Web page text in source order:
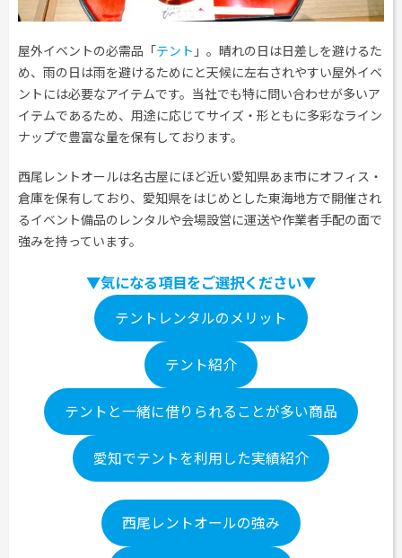
木造モジュール事業
Wooden module business
スポーツ施設資材事業
Sports facility materials business
地面養生事業
Ground curing business
映像・中継機機レンタル事業
地域密着イベント
Community-based event business
キッズ・アミューズメント事業
フランチャイズ事業
Franchise business
まちづくり事業
Community Development Business
協賛実績
Sponsorships
ご利用規約
Privacy policy
よくあるご質問
Q & A
プロセス
Process
イベント会場の設営／施工について
個人情報保護方針
Privacy policy
サイトマップ
Site map
お問合せ
Contact
屋外イベントの必需品「テント 」。晴れの日は日差しを避けるた
め、雨の日は雨を避けるためにと天候に左右されやすい屋外イベ
ントには必要なアイテムです。当社でも特に問い合わせが多いア
イテムであるため、用途に応じてサイズ・形ともに多彩なライン
ナップで豊富な量を保有しております。
西尾レントオールは名古屋にほど近い愛知県あま市にオフィス・
倉庫を保有しており、愛知県をはじめとした東海地方で開催され
るイベント備品のレンタルや会場設営に運送や作業者手配の面で
強みを持っています。
▼気になる項目をご選択ください▼
テントレンタルのメリット
テント紹介
テントと一緒に借りられることが多い商品
愛知でテントを利用した実績紹介
西尾レントオールの強み